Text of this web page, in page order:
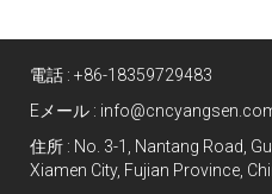
電話 : +86-18359729483
Eメール :
住所 : No. 3-1, Nantang Road,
Xiamen City, Fujian Province,